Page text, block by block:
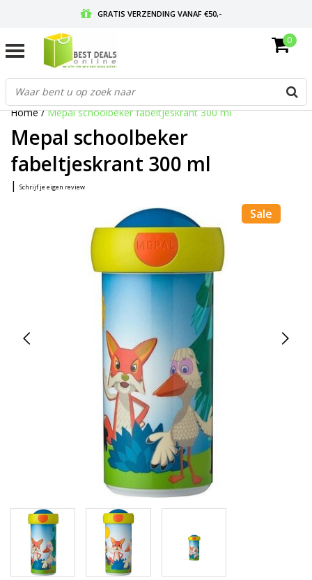
GRATIS VERZENDING VANAF €50,-
GRATIS RETOURNEREN EN 30 DAGEN BEDENKTIJD
0
Home/Mepal schoolbeker fabeltjeskrant 300 ml
Mepal schoolbeker
fabeltjeskrant 300 ml
| Schrijf je eigen review
Sale